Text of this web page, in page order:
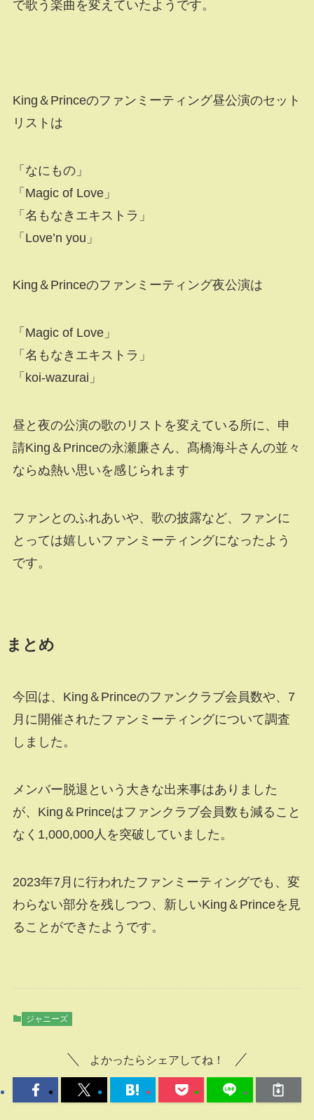
で歌う楽曲を変えていたようです。
King＆Princeのファンミーティング昼公演のセット
リストは
「なにもの」
「Magic of Love」
「名もなきエキストラ」
「Love’n you」
King＆Princeのファンミーティング夜公演は
「Magic of Love」
「名もなきエキストラ」
「koi-wazurai」
昼と夜の公演の歌のリストを変えている所に、申
請King＆Princeの永瀬廉さん、髙橋海斗さんの並々
ならぬ熱い思いを感じられます
ファンとのふれあいや、歌の披露など、ファンに
とっては嬉しいファンミーティングになったよう
です。
まとめ
今回は、King＆Princeのファンクラブ会員数や、7
月に開催されたファンミーティングについて調査
しました。
メンバー脱退という大きな出来事はありました
が、King＆Princeはファンクラブ会員数も減ること
なく1,000,000人を突破していました。
2023年7月に行われたファンミーティングでも、変
わらない部分を残しつつ、新しいKing＆Princeを見
ることができたようです。
ジャニーズ
よかったらシェアしてね！